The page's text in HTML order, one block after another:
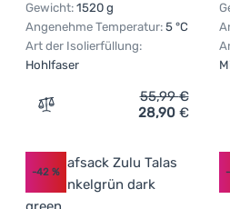
Gewicht: 1520 g
Angenehme Temperatur: 5 °C
Art der Isolierfüllung:
Hohlfaser
Zum Vergleich 'Schlafsack
55,99€
28,90 €
-42 %